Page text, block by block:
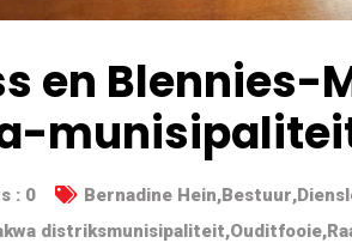
en
: 0 Bernadine Hein,Bestuur,
distriksmunisipaliteit,Ouditfooie,